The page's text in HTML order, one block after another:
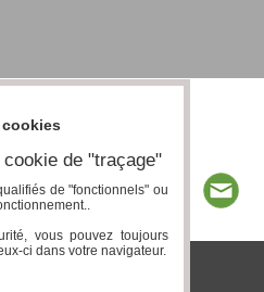
de "traçage"
de "fonctionnels" ou
vous pouvez toujours
ci dans votre navigateur.